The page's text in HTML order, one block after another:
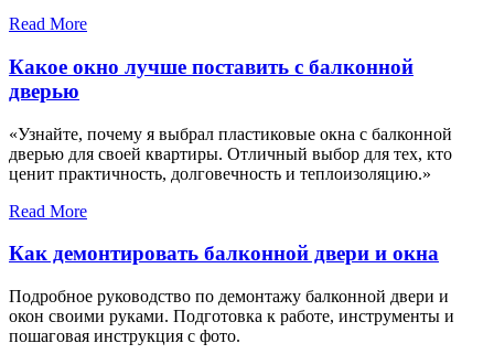
Read More
Какое окно лучше поставить с балконной
дверью
«Узнайте, почему я выбрал пластиковые окна с балконной
дверью для своей квартиры. Отличный выбор для тех, кто
ценит практичность, долговечность и теплоизоляцию.»
Read More
Как демонтировать балконной двери и окна
Подробное руководство по демонтажу балконной двери и
окон своими руками. Подготовка к работе, инструменты и
пошаговая инструкция с фото.